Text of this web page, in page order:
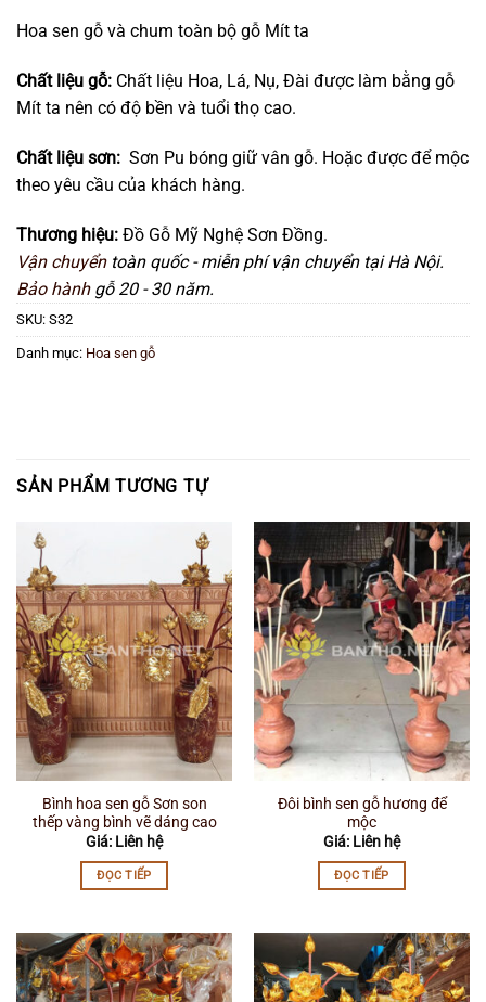
Hoa sen gỗ và chum toàn bộ gỗ Mít ta
Chất liệu gỗ: Chất liệu Hoa, Lá, Nụ, Đài được làm bằng gỗ
Mít ta nên có độ bền và tuổi thọ cao.
Chất liệu sơn: Sơn Pu bóng giữ vân gỗ. Hoặc được để mộc
theo yêu cầu của khách hàng.
Thương hiệu: Đồ Gỗ Mỹ Nghệ Sơn Đồng.
Vận chuyểntoàn quốc - miễn phí vận chuyển tại Hà Nội.
Bảo hànhgỗ 20 - 30 năm.
SKU: S32
Danh mục: Hoa sen gỗ
SẢN PHẨM TƯƠNG TỰ
Bình hoa sen gỗ Sơn son
thếp vàng bình vẽ dáng cao
Giá: Liên hệ
ĐỌC TIẾP
Đôi bình sen gỗ hương để
mộc
Giá: Liên hệ
ĐỌC TIẾP